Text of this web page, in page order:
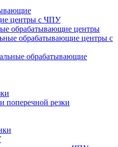
центры с ЧПУ
обрабатывающие центры
обрабатывающие центры с
обрабатывающие
поперечной резки